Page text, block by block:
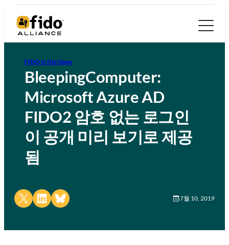
FIDO in the News
BleepingComputer:
Microsoft Azure AD
FIDO2 암호 없는 로그인
이 공개 미리 보기로 제공
됨
Share on X Share on LinkedIn
Share on Bluesky 7월 10, 2019